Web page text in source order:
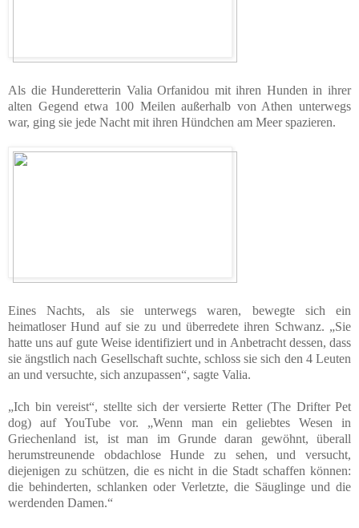
Als die Hunderetterin Valia Orfanidou mit ihren Hunden in ihrer
alten Gegend etwa 100 Meilen außerhalb von Athen unterwegs
war, ging sie jede Nacht mit ihren Hündchen am Meer spazieren.
Eines Nachts, als sie unterwegs waren, bewegte sich ein
heimatloser Hund auf sie zu und überredete ihren Schwanz. „Sie
hatte uns auf gute Weise identifiziert und in Anbetracht dessen, dass
sie ängstlich nach Gesellschaft suchte, schloss sie sich den 4 Leuten
an und versuchte, sich anzupassen“, sagte Valia.
„Ich bin vereist“, stellte sich der versierte Retter (The Drifter Pet
dog) auf YouTube vor. „Wenn man ein geliebtes Wesen in
Griechenland ist, ist man im Grunde daran gewöhnt, überall
herumstreunende obdachlose Hunde zu sehen, und versucht,
diejenigen zu schützen, die es nicht in die Stadt schaffen können:
die behinderten, schlanken oder Verletzte, die Säuglinge und die
werdenden Damen.“